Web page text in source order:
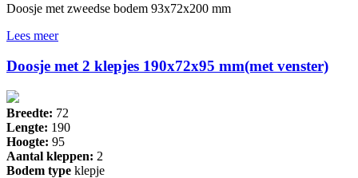
Doosje met zweedse bodem 93x72x200 mm
Lees meer
Doosje met 2 klepjes 190x72x95 mm(met venster)
Breedte: 72
Lengte: 190
Hoogte: 95
Aantal kleppen: 2
Bodem type klepje